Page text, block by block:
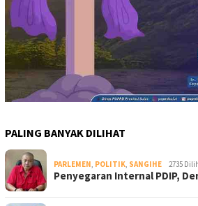
PALING BANYAK DILIHAT
PARLEMEN, POLITIK, SANGIHE 2735
Penyegaran Internal PDIP,